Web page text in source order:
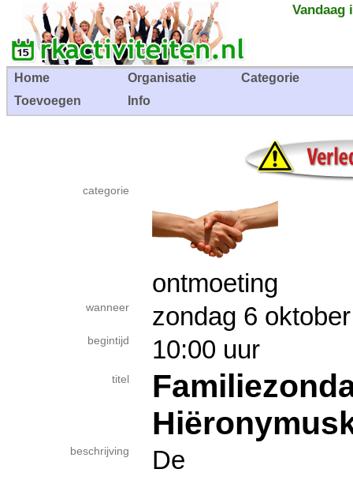
Vandaag
Home Organisatie
Categorie
Toevoegen
Info
categorie
ontmoeting
wanneer zondag 6
begintijd 10:00 uur
titel
beschrijving De